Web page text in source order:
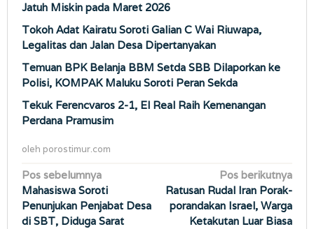
Jatuh Miskin pada Maret 2026
Tokoh Adat Kairatu Soroti Galian C Wai Riuwapa,
Legalitas dan Jalan Desa Dipertanyakan
Temuan BPK Belanja BBM Setda SBB Dilaporkan ke
Polisi, KOMPAK Maluku Soroti Peran Sekda
Tekuk Ferencvaros 2-1, El Real Raih Kemenangan
Perdana Pramusim
oleh porostimur.com
Navigasi
pos
Pos sebelumnya
Mahasiswa Soroti
Penunjukan Penjabat Desa
di SBT, Diduga Sarat
Pos berikutnya
Ratusan Rudal Iran Porak-
porandakan Israel, Warga
Ketakutan Luar Biasa